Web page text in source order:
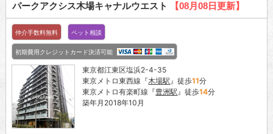
パークアクシス木場キャナルウエスト 【08月08日更新】
仲介手数料無料 ペット相談
初期費用クレジットカード決済可能
東京都江東区塩浜2-4-35
東京メトロ東西線『木場駅』徒歩11分
東京メトロ有楽町線『豊洲駅』徒歩14分
築年月2018年10月